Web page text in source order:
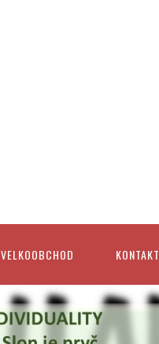
VELKOOBCHOD KONTAKT